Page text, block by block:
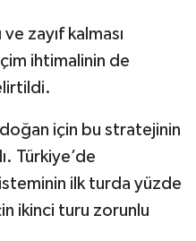
zayıf kalması
ihtimalinin de
için bu stratejinin
Türkiye’de
ilk turda yüzde
ikinci turu zorunlu